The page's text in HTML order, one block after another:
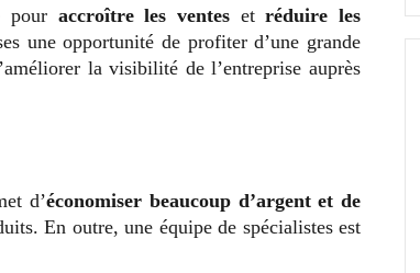
pour accroître les ventes etréduire les
une opportunité de profiter d’une grande
la visibilité de l’entreprise auprès
d’économiser beaucoup d’argent et de
En outre, une équipe de spécialistes est